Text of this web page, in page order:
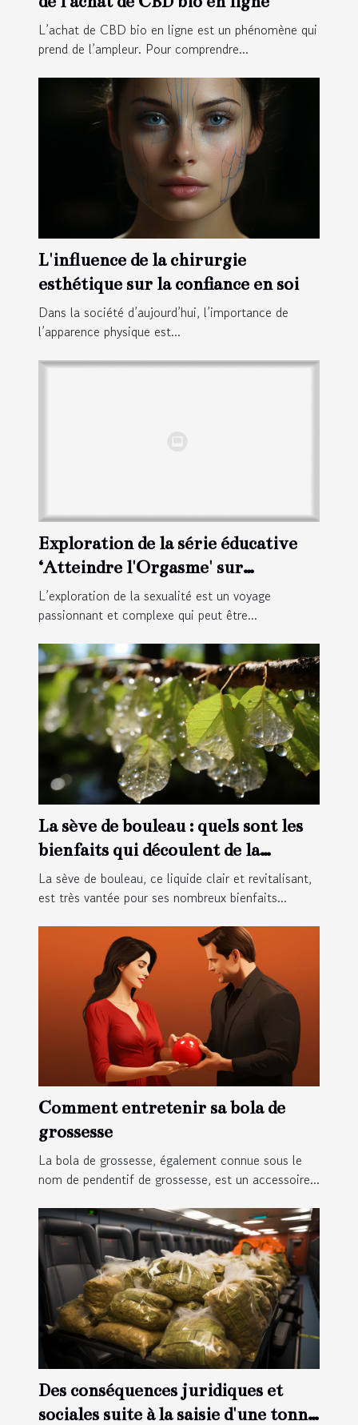
L’achat de CBD bio en ligne est un phénomène qui
prend de l’ampleur. Pour comprendre...
L'influence de la chirurgie
esthétique sur la confiance en soi
Dans la société d’aujourd’hui, l’importance de
l’apparence physique est...
Exploration de la série éducative
‘Atteindre l'Orgasme' sur
Bimbojam
L’exploration de la sexualité est un voyage
passionnant et complexe qui peut être...
La sève de bouleau : quels sont les
bienfaits qui découlent de la
consommation de cette cure détox
?
La sève de bouleau, ce liquide clair et revitalisant,
est très vantée pour ses nombreux bienfaits...
Comment entretenir sa bola de
grossesse
La bola de grossesse, également connue sous le
nom de pendentif de grossesse, est un accessoire...
Des conséquences juridiques et
sociales suite à la saisie d'une tonne